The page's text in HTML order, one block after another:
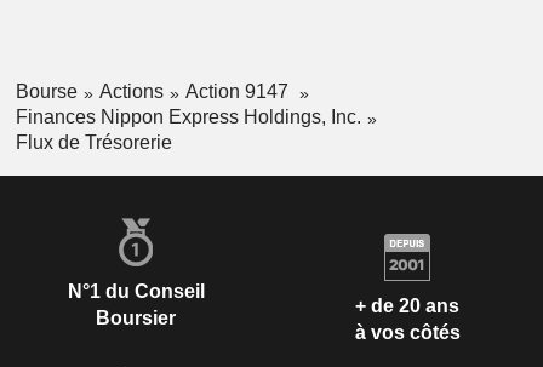
Bourse Actions
Action 9147
Finances Nippon Express Holdings, Inc.
Flux de Trésorerie
N°1 du Conseil
Boursier
+ de 20 ans
à vos côtés